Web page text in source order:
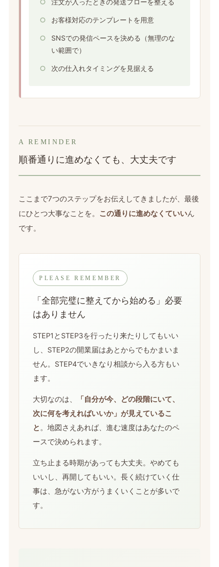
お客様対応のテンプレートを用意
SNSでの発信ペースを決める（無理のな
い範囲で）
次の仕入れタイミングを見据える
A REMINDER
順番通りに進めなくても、大丈夫です
ここまで7つのステップをお伝えしてきましたが、最後
にひとつ大事なことを。 この通りに進めなくていいん
です。
PLEASE REMEMBER
「全部完璧に整えてから始める」必要
はありません
STEP1とSTEP3を行ったり来たりしてもいい
し、STEP2の開業届はあとからでもかまいま
せん。STEP4でいきなり相談から入る方もい
ます。
大切なのは、
「自分が今、どの段階にいて、
次に何を考えればいいか」が見えているこ
と 。地図さえあれば、進む速度はあなたのペ
ースで決められます。
立ち止まる時期があっても大丈夫。やめても
いいし、再開してもいい。長く続けていく仕
事は、急がない方がうまくいくことが多いで
す。